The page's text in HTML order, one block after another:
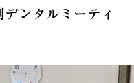
ンタルミーティ